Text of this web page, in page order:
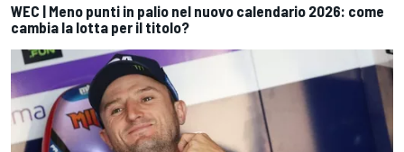
WEC | Meno punti in palio nel nuovo calendario 2026: come
cambia la lotta per il titolo?